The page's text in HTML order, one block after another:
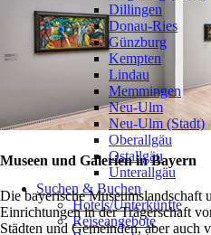
Museen und Galerien in Bayern
Die bayerische Museumslandschaft
Einrichtungen in der Trägerschaft
Städten und Gemeinden, aber auch
Dillingen
Donau-Ries
Günzburg
Kempten
Lindau
Memmingen
Neu-Ulm
Neu-Ulm (Stadt)
Oberallgäu
Ostallgäu
Unterallgäu
Suchen & Buchen
Hotels/Unterkünfte
Reiseangebote